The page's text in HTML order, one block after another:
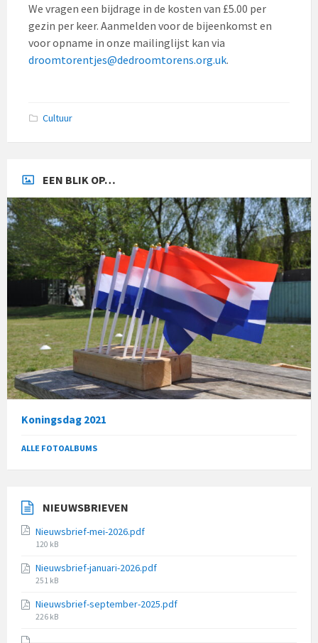
We vragen een bijdrage in de kosten van £5.00 per
gezin per keer. Aanmelden voor de bijeenkomst en
voor opname in onze mailinglijst kan via
droomtorentjes@dedroomtorens.org.uk.
Cultuur
EEN BLIK OP…
Koningsdag 2021
ALLE FOTOALBUMS
NIEUWSBRIEVEN
Nieuwsbrief-mei-2026.pdf
File
120 kB
Nieuwsbrief-januari-2026.pdf
File
251 kB
Nieuwsbrief-september-2025.pdf
File
226 kB